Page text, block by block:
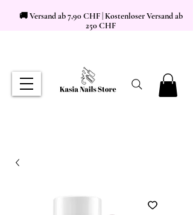
🚚 Versand ab 7,90 CHF | Kostenloser Versand ab
250 CHF